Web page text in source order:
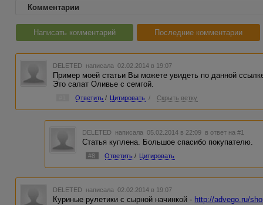
Комментарии
Написать комментарий Последние комментарии
DELETED написала 02.02.2014 в 19:07
Пример моей статьи Вы можете увидеть по данной
Это салат Оливье с семгой.
Ответить / Цитировать / Скрыть ветку
DELETED написала 05.02.2014 в 22:09 в ответ на #1
Статья куплена. Большое спасибо покупателю.
#8 Ответить / Цитировать
DELETED написала 02.02.2014 в 19:07
Куриные рулетики с сырной начинкой - http://advego.ru/